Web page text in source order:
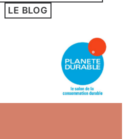
podcast kinoa
Panier
LE BLOG